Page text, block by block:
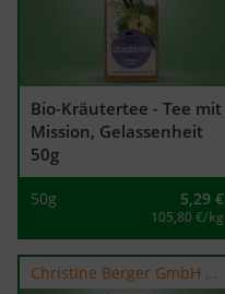
Bio-Kräutertee - Tee mit
Mission, Gelassenheit
50g
50g 5,29 €
105,80 €/kg
Christine Berger GmbH & Co.KG